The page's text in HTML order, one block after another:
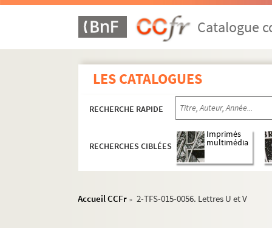
Catalogue
LES CATALOGUES
RECHERCHE RAPIDE
RECHERCHES CIBLÉES
Imprimés
multimédia
Accueil CCFr > 2-TFS-015-0056. Lettres U et V